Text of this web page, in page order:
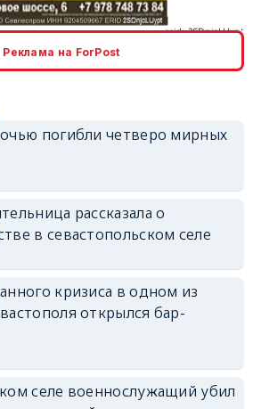
Реклама на ForPost
погибли четверо мирных
рассказала о
в севастопольском селе
кризиса в одном из
открылся бар-
селе военнослужащий убил